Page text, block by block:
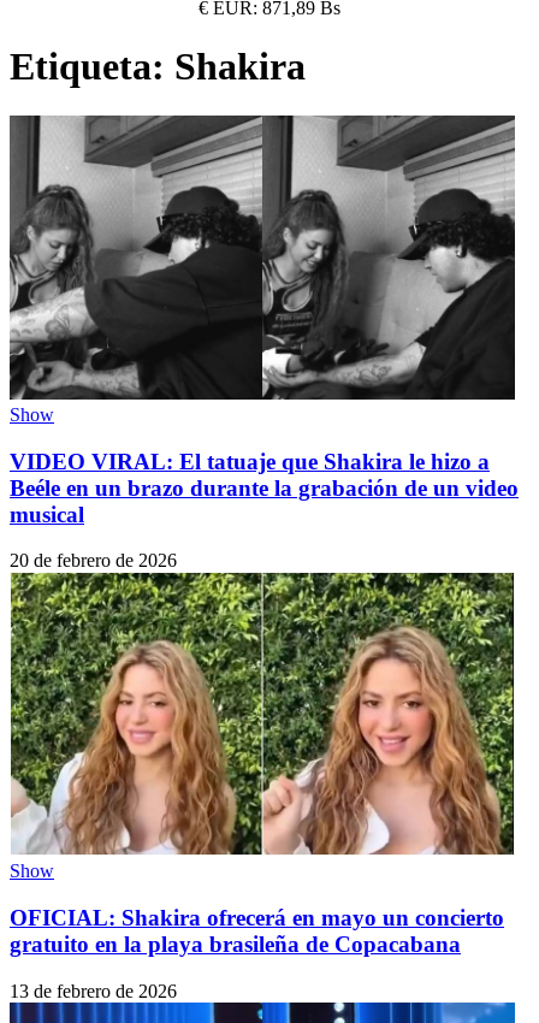
€ EUR: 871,89 Bs
Etiqueta: Shakira
Show
VIDEO VIRAL: El tatuaje que Shakira le hizo a
Beéle en un brazo durante la grabación de un video
musical
20 de febrero de 2026
Show
OFICIAL: Shakira ofrecerá en mayo un concierto
gratuito en la playa brasileña de Copacabana
13 de febrero de 2026